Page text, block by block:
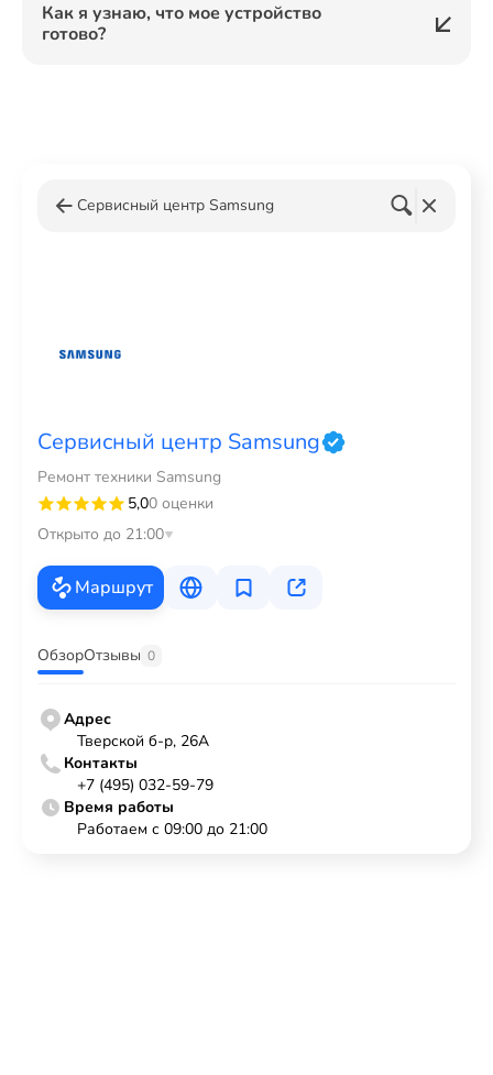
Как я узнаю, что мое устройство
готово?
Сервисный центр Samsung
Сервисный центр Samsung
Ремонт техники Samsung
5,00 оценки
Открыто до 21:00
Маршрут
ОбзорОтзывы 0
Адрес
Тверской б-р, 26А
Контакты
+7 (495) 032-59-79
Время работы
Работаем с 09:00 до 21:00